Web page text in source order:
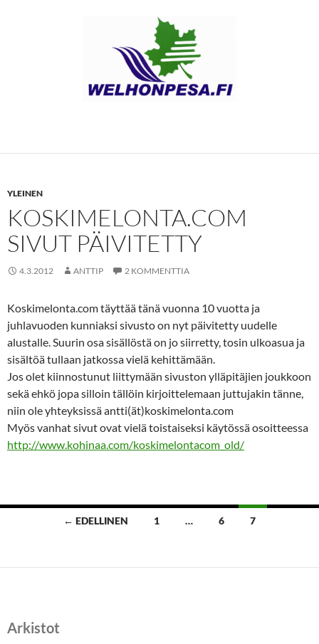
YLEINEN
KOSKIMELONTA.COM
SIVUT PÄIVITETTY
4.3.2012 ANTTIP 2 KOMMENTTIA
Koskimelonta.com täyttää tänä vuonna 10 vuotta ja
juhlavuoden kunniaksi sivusto on nyt päivitetty uudelle
alustalle. Suurin osa sisällöstä on jo siirretty, tosin ulkoasua ja
sisältöä tullaan jatkossa vielä kehittämään.
Jos olet kiinnostunut liittymään sivuston ylläpitäjien joukkoon
sekä ehkö jopa silloin tällöin kirjoittelemaan juttujakin tänne,
niin ole yhteyksissä antti(ät)koskimelonta.com
Myös vanhat sivut ovat vielä toistaiseksi käytössä osoitteessa
http://www.kohinaa.com/koskimelontacom_old/
Artikkelien← EDELLINEN 1 … 6 7
Arkistot